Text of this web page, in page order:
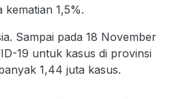
1,5%.
Sampai pada 18 November
19 untuk kasus di provinsi
1,44 juta kasus.